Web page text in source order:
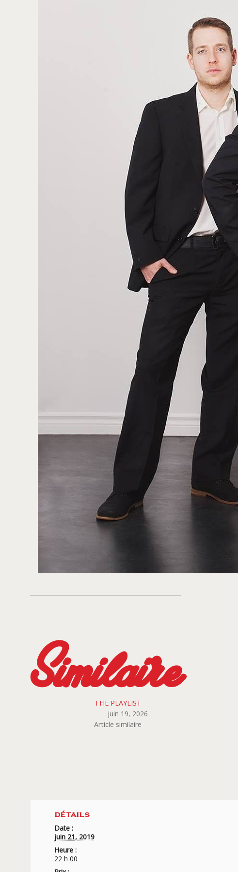
Similaire
THE PLAYLIST
juin 19, 2026
Article similaire
DÉTAILS
Date :
juin 21, 2019
Heure :
22 h 00